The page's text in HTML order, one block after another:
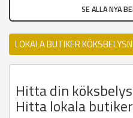
SE ALLA NYA
LOKALA BUTIKER
Hitta din
Hitta lokala